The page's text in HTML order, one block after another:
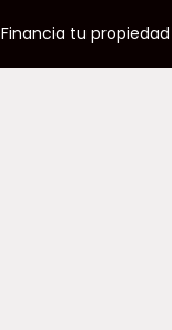
Financia tu propiedad